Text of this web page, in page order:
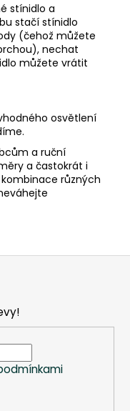
stínidlo a
stačí stínidlo
(čehož můžete
nechat
můžete vrátit
osvětlení
a ruční
a častokrát i
různých